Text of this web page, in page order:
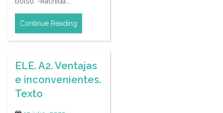
Continue Reading
ELE. A2. Ventajas
e inconvenientes.
Texto